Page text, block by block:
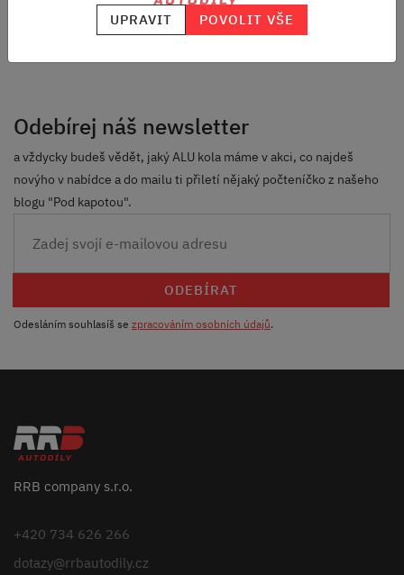
SKVĚLÉ HODNOCENÍ
Odebírej náš newsletter
a vždycky budeš vědět, jaký ALU kola máme v akci, co najdeš
novýho v nabídce a do mailu ti přiletí nějaký počteníčko z našeho
blogu "Pod kapotou".
ODEBÍRAT
Odesláním souhlasíš se zpracováním osobních údajů.
RRB company s.r.o.
+420 734 626 266
dotazy@rrbautodily.cz
UPRAVIT POVOLIT VŠE